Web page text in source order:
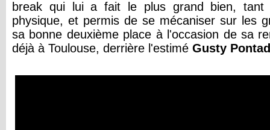
break qui lui a fait le plus grand bien,
physique, et permis de se mécaniser sur les
sa bonne deuxième place à l'occasion de sa
déjà à Toulouse, derrière l'estimé Gusty